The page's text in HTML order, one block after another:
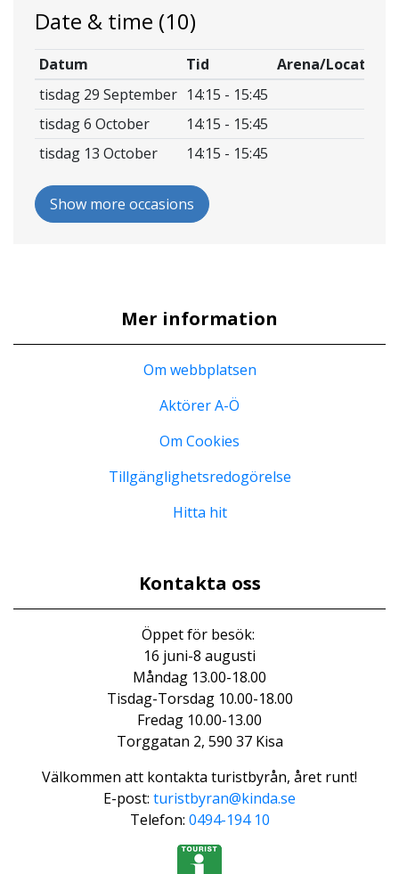
platser/gång: 12 Antal gånger: 10 (v40-49)
Startdatum: Se nedan OBS! Intresseanmälan
öppnar 1 maj 2026 och är inte bindande!
Intresseanmälan stänger 31 juli och information
om anmälan skickas till de som visat intresse.
Date & time (10)
Datum Tid
Arena/Location
tisdag 29 September 14:15 - 15:45
tisdag 6 October
14:15 - 15:45
tisdag 13 October
14:15 - 15:45
Show more occasions
Mer information
Om webbplatsen
Aktörer A-Ö
Om Cookies
Tillgänglighetsredogörelse
Hitta hit
Kontakta oss
Öppet för besök:
16 juni-8 augusti
Måndag 13.00-18.00
Tisdag-Torsdag 10.00-18.00
Fredag 10.00-13.00
Torggatan 2, 590 37 Kisa
Välkommen att kontakta turistbyrån, året runt!
E-post: turistbyran@kinda.se
Telefon: 0494-194 10